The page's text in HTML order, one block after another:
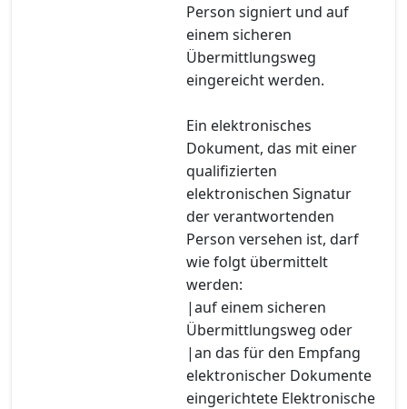
Person signiert und auf
einem sicheren
Übermittlungsweg
eingereicht werden.
Ein elektronisches
Dokument, das mit einer
qualifizierten
elektronischen Signatur
der verantwortenden
Person versehen ist, darf
wie folgt übermittelt
werden:
|auf einem sicheren
Übermittlungsweg oder
|an das für den Empfang
elektronischer Dokumente
eingerichtete Elektronische